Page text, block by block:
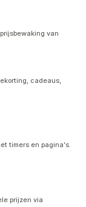
van
cadeaus,
timers en pagina's.
prijzen via